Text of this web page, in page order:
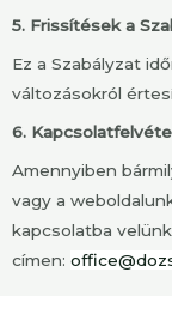
5. Frissítések a
Ez a Szabályzat
változásokról
6.
Amennyiben
vagy a
kapcsolatba
címen: